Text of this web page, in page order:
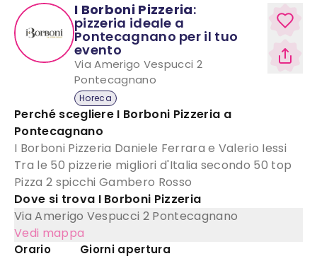
I Borboni Pizzeria:
pizzeria ideale a
Pontecagnano per il tuo
evento
Via Amerigo Vespucci 2
Pontecagnano
Horeca
Perché scegliere I Borboni Pizzeria a
Pontecagnano
I Borboni Pizzeria Daniele Ferrara e Valerio Iessi
Tra le 50 pizzerie migliori d'Italia secondo 50 top
Pizza 2 spicchi Gambero Rosso
Dove si trova I Borboni Pizzeria
Via Amerigo Vespucci 2 Pontecagnano
Vedi mappa
Orario
Giorni apertura